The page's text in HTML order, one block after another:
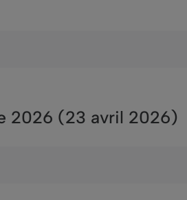
2026 (23 avril 2026)